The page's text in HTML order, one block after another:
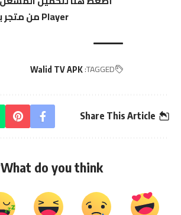
Player من متجر بلاي
TAGGED:
Walid TV APK
Share This Article
What do you think?